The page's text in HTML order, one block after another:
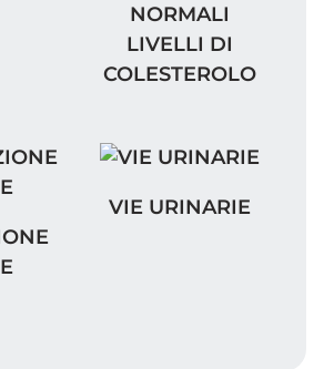
NORMALI LIVELLI DI
NORMALI
LIVELLI DI
COLESTEROLO
SOLARE
VIE URINARIE
VIE URINARIE